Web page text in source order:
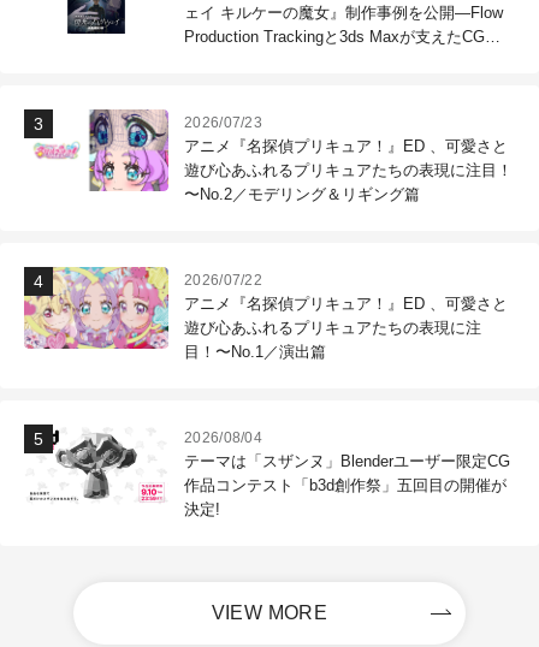
ェイ キルケーの魔女』制作事例を公開―Flow
Production Trackingと3ds Maxが支えたCG制
2026/07/23
アニメ『名探偵プリキュア！』ED 、可愛さと
遊び心あふれるプリキュアたちの表現に注目！
〜No.2／モデリング＆リギング篇
2026/07/22
アニメ『名探偵プリキュア！』ED 、可愛さと
遊び心あふれるプリキュアたちの表現に注
目！〜No.1／演出篇
2026/08/04
テーマは「スザンヌ」Blenderユーザー限定CG
作品コンテスト「b3d創作祭」五回目の開催が
決定!
VIEW MORE